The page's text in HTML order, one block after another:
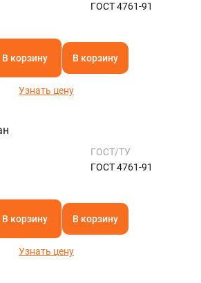
ГОСТ 4761-91
В корзину В корзину
Узнать цену
ГОСТ/ТУ
ГОСТ 4761-91
В корзину В корзину
Узнать цену